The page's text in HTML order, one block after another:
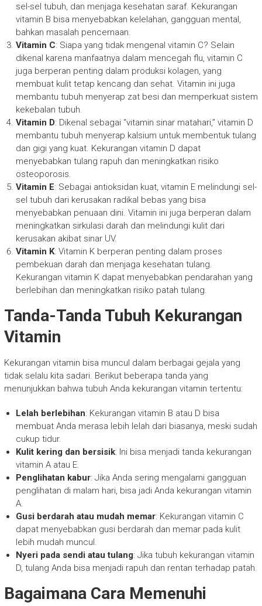
sel-sel tubuh, dan menjaga kesehatan saraf. Kekurangan
vitamin B bisa menyebabkan kelelahan, gangguan mental,
bahkan masalah pencernaan.
Vitamin C: Siapa yang tidak mengenal vitamin C? Selain
dikenal karena manfaatnya dalam mencegah flu, vitamin C
juga berperan penting dalam produksi kolagen, yang
membuat kulit tetap kencang dan sehat. Vitamin ini juga
membantu tubuh menyerap zat besi dan memperkuat sistem
kekebalan tubuh.
Vitamin D: Dikenal sebagai “vitamin sinar matahari,” vitamin D
membantu tubuh menyerap kalsium untuk membentuk tulang
dan gigi yang kuat. Kekurangan vitamin D dapat
menyebabkan tulang rapuh dan meningkatkan risiko
osteoporosis.
Vitamin E: Sebagai antioksidan kuat, vitamin E melindungi sel-
sel tubuh dari kerusakan radikal bebas yang bisa
menyebabkan penuaan dini. Vitamin ini juga berperan dalam
meningkatkan sirkulasi darah dan melindungi kulit dari
kerusakan akibat sinar UV.
Vitamin K: Vitamin K berperan penting dalam proses
pembekuan darah dan menjaga kesehatan tulang.
Kekurangan vitamin K dapat menyebabkan pendarahan yang
berlebihan dan meningkatkan risiko patah tulang.
Tanda-Tanda Tubuh Kekurangan
Vitamin
Kekurangan vitamin bisa muncul dalam berbagai gejala yang
tidak selalu kita sadari. Berikut beberapa tanda yang
menunjukkan bahwa tubuh Anda kekurangan vitamin tertentu:
Lelah berlebihan: Kekurangan vitamin B atau D bisa
membuat Anda merasa lebih lelah dari biasanya, meski sudah
cukup tidur.
Kulit kering dan bersisik: Ini bisa menjadi tanda kekurangan
vitamin A atau E.
Penglihatan kabur: Jika Anda sering mengalami gangguan
penglihatan di malam hari, bisa jadi Anda kekurangan vitamin
A.
Gusi berdarah atau mudah memar: Kekurangan vitamin C
dapat menyebabkan gusi berdarah dan memar pada kulit
lebih mudah muncul.
Nyeri pada sendi atau tulang: Jika tubuh kekurangan vitamin
D, tulang Anda bisa menjadi rapuh dan rentan terhadap patah.
Bagaimana Cara Memenuhi